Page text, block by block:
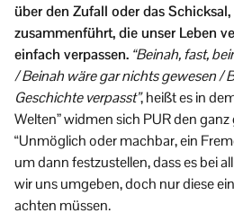
über den Zufall oder das
zusammenführt, die unser Leben
einfach verpassen. “Beinah, fast,
/ Beinah wäre gar nichts gewesen /
Geschichte verpasst”, heißt es in
Welten” widmen sich PUR den
“Unmöglich oder machbar, ein
um dann festzustellen, dass es bei
wir uns umgeben, doch nur diese
achten müssen.